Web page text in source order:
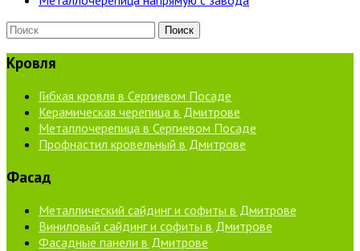
Кровля
Гибкая кровля в Сергиевом Посаде
Керамическая черепица в Дмитрове
Металлочерепица в Сергиевом Посаде
Профнастил кровельный в Дмитрове
Фасад
Металлический сайдинг и софиты в Дмитрове
Виниловый сайдинг и софиты в Дмитрове
Фасадные панели в Дмитрове